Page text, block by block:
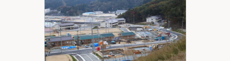
Foreign Laguage